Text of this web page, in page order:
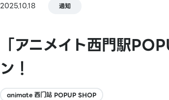
2025.10.18 通知
「アニメイト西門駅
ン！
animate 西门站 POPUP SHOP